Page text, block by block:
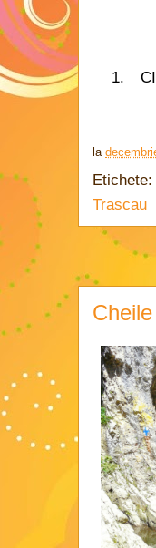
la
Etichete:
Trascau